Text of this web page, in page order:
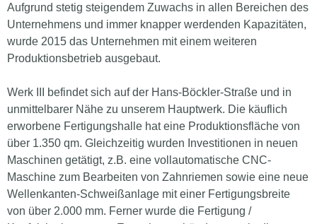
Aufgrund stetig steigendem Zuwachs in allen Bereichen des
Unternehmens und immer knapper werdenden Kapazitäten,
wurde 2015 das Unternehmen mit einem weiteren
Produktionsbetrieb ausgebaut.
Werk III befindet sich auf der Hans-Böckler-Straße und in
unmittelbarer Nähe zu unserem Hauptwerk. Die käuflich
erworbene Fertigungshalle hat eine Produktionsfläche von
über 1.350 qm. Gleichzeitig wurden Investitionen in neuen
Maschinen getätigt, z.B. eine vollautomatische CNC-
Maschine zum Bearbeiten von Zahnriemen sowie eine neue
Wellenkanten-Schweißanlage mit einer Fertigungsbreite
von über 2.000 mm. Ferner wurde die Fertigung /